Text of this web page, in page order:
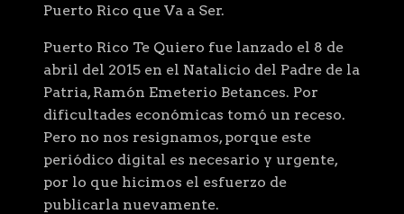
Puerto Rico que Va a Ser.
Puerto Rico Te Quiero fue lanzado el 8 de
abril del 2015 en el Natalicio del Padre de la
Patria, Ramón Emeterio Betances. Por
dificultades económicas tomó un receso.
Pero no nos resignamos, porque este
periódico digital es necesario y urgente,
por lo que hicimos el esfuerzo de
publicarla nuevamente.